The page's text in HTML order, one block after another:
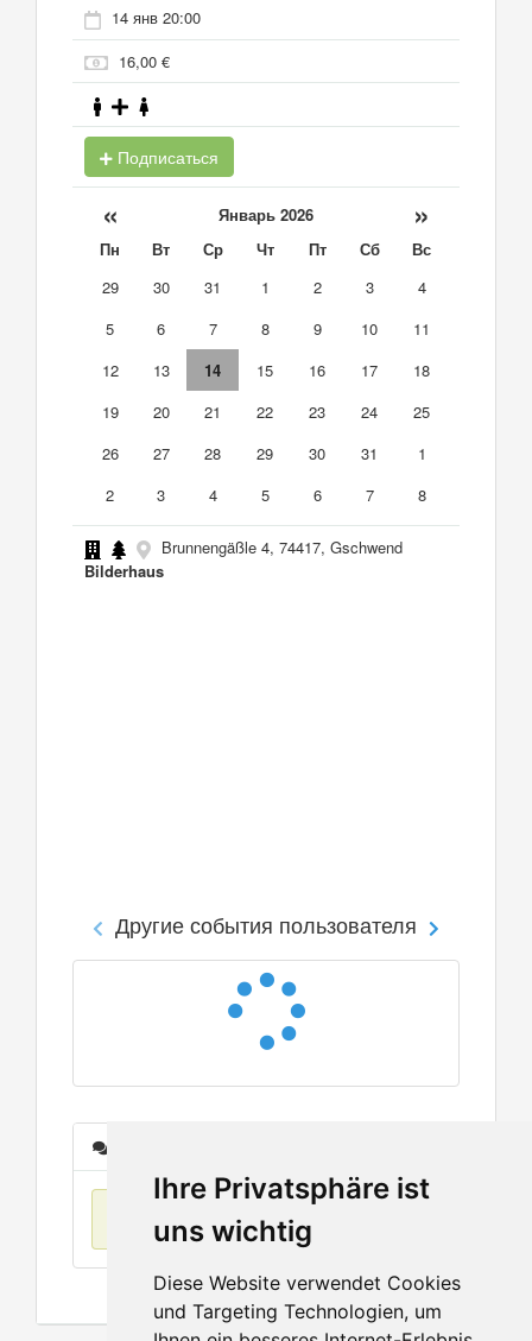
Ihre Privatsphäre ist
uns wichtig
Diese Website verwendet Cookies
und Targeting Technologien, um
14 янв 20:00
16,00 €
Подписаться
« Январь 2026 »
Пн Вт Ср Чт Пт Сб
Вс
29
30 31 1 2 3
4
5
6 7 8 9 10
11
12
13 14 15 16 17
18
19
20 21 22 23 24
25
26
27 28 29 30 31
1
2
3 4 5 6 7 8
Brunnengäßle 4, 74417, Gschwend
Bilderhaus
Другие события пользователя